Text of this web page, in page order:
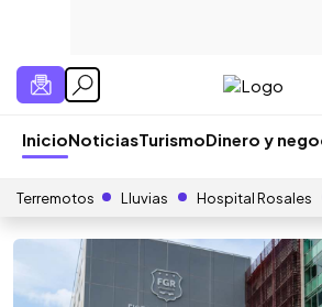
InicioNoticiasTurismoDinero y
Terremotos Lluvias Hospital Rosales